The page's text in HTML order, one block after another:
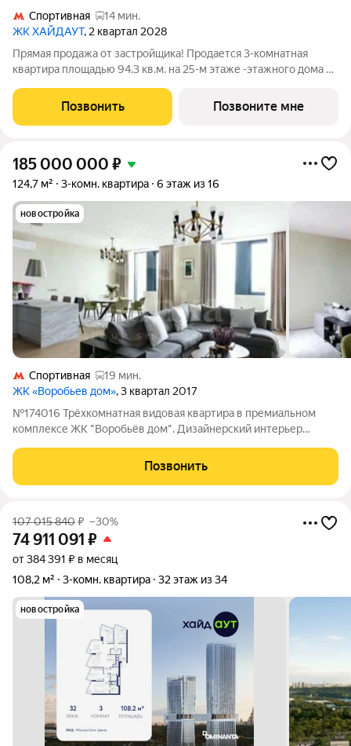
Спортивная
14 мин.
ЖК ХАЙДАУТ, 2 квартал 2028
Прямая продажа от застройщика! Продается 3-комнатная
квартира площадью 94.3 кв.м. на 25-м этаже -этажного дома в
Победы, Долина реки Сетунь, МГУ, Москва-Сити, Воробьевы
горы. Высота потолков 3,25 м.
Позвонить Позвоните мне
185 000 000 ₽
124,7 м² 3-комн. квартира 6 этаж из 16
новостройка
Спортивная
19 мин.
ЖК «Воробьев дом», 3 квартал 2017
№174016 Трёхкомнатная видовая квартира в премиальном
комплексе ЖК "Воробьёв дом". Дизайнерский интерьер
высококачественных материалов. Удачное планировочное
решение включает просторную зону
Позвонить
107 015 840₽ –30%
74 911 091 ₽
от 384 391 ₽ в месяц
108,2 м²
3-комн. квартира 32 этаж из 34
новостройка